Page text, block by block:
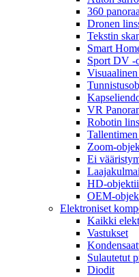
360
Dronen
Tekstin
Smart
Sport DV -
VR
Robotin
Zoom-
Ei
HD-
OEM-
Elektroniset
Kaikki
Vastukset
Sulautetut
Diodit